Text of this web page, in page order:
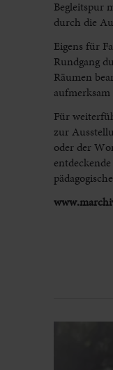
Begleitspur
durch die
Eigens für
Rundgang
Räumen
Für
zur
oder der